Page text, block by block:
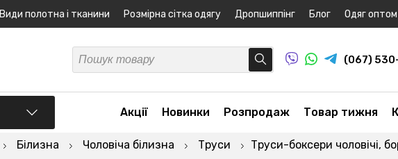
Види полотна і тканини Розмірна сітка одягу Дропшиппінг Блог Одяг оптом
(067)
Акції Новинки Розпродаж Товар тижня
Білизна Чоловіча білизна Труси Труси-боксери чоловічі,